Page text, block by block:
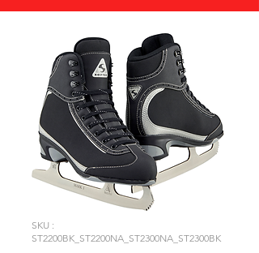
SKU :
ST2200BK_ST2200NA_ST2300NA_ST2300BK